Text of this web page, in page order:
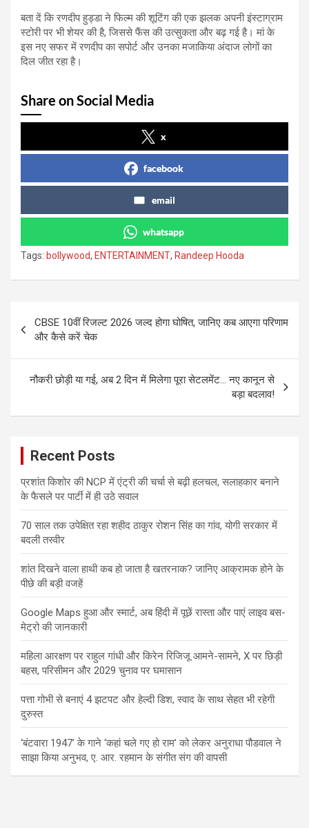
बता दें कि रणदीप हुड्डा ने फिल्म की शूटिंग की एक झलक अपनी इंस्टाग्राम
स्टोरी पर भी शेयर की है, जिससे फैंस की उत्सुकता और बढ़ गई है। मां के
इस नए सफर में रणदीप का सपोर्ट और उनका मजाकिया अंदाज लोगों का
दिल जीत रहा है।
Share on Social Media
x
facebook
email
whatsapp
Tags: bollywood, ENTERTAINMENT, Randeep Hooda
navigation
CBSE 10वीं रिजल्ट 2026 जल्द होगा घोषित, जानिए कब आएगा परिणाम
और कैसे करें चेक
नौकरी छोड़ी या गई, अब 2 दिन में मिलेगा पूरा सेटलमेंट… नए कानून से
बड़ा बदलाव!
Recent Posts
प्रशांत किशोर की NCP में एंट्री की चर्चा से बढ़ी हलचल, सलाहकार बनाने
के फैसले पर पार्टी में ही उठे सवाल
70 साल तक उपेक्षित रहा शहीद ठाकुर रोशन सिंह का गांव, योगी सरकार में
बदली तस्वीर
शांत दिखने वाला हाथी कब हो जाता है खतरनाक? जानिए आक्रामक होने के
पीछे की बड़ी वजहें
Google Maps हुआ और स्मार्ट, अब हिंदी में पूछें रास्ता और पाएं लाइव बस-
मेट्रो की जानकारी
महिला आरक्षण पर राहुल गांधी और किरेन रिजिजू आमने-सामने, X पर छिड़ी
बहस, परिसीमन और 2029 चुनाव पर घमासान
पत्ता गोभी से बनाएं 4 झटपट और हेल्दी डिश, स्वाद के साथ सेहत भी रहेगी
दुरुस्त
‘बंटवारा 1947’ के गाने ‘कहां चले गए हो राम’ को लेकर अनुराधा पौडवाल ने
साझा किया अनुभव, ए. आर. रहमान के संगीत संग की वापसी